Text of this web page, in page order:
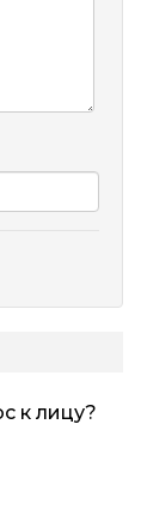
к лицу?